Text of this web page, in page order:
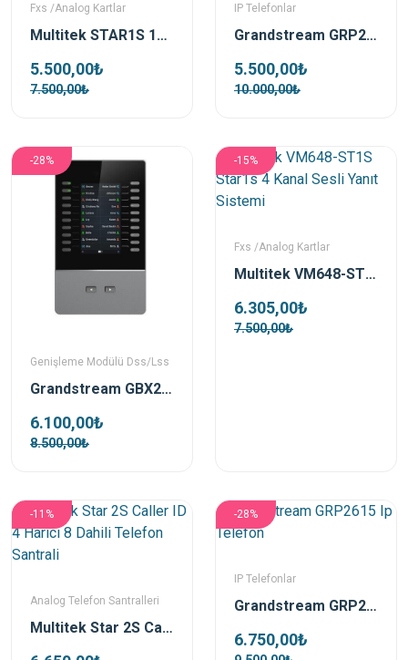
Fxs /Analog Kartlar
Multitek STAR1S 16 Dahili Abone Kartı
5.500,00₺
7.500,00₺
IP Telefonlar
Grandstream GRP2614 Ip Telefon
5.500,00₺
10.000,00₺
-28%
Genişleme Modülü Dss/Lss
Grandstream GBX20 Ext Lcd Genişleme Modülü
6.100,00₺
8.500,00₺
-15%
Fxs /Analog Kartlar
Multitek VM648-ST1S Star1s 4 Kanal Sesli Yanıt Sistemi
6.305,00₺
7.500,00₺
-11%
Analog Telefon Santralleri
Multitek Star 2S Caller ID 4 Harici 8 Dahili Telefon Santrali
-28%
IP Telefonlar
Grandstream GRP2615 Ip Telefon
6.750,00₺